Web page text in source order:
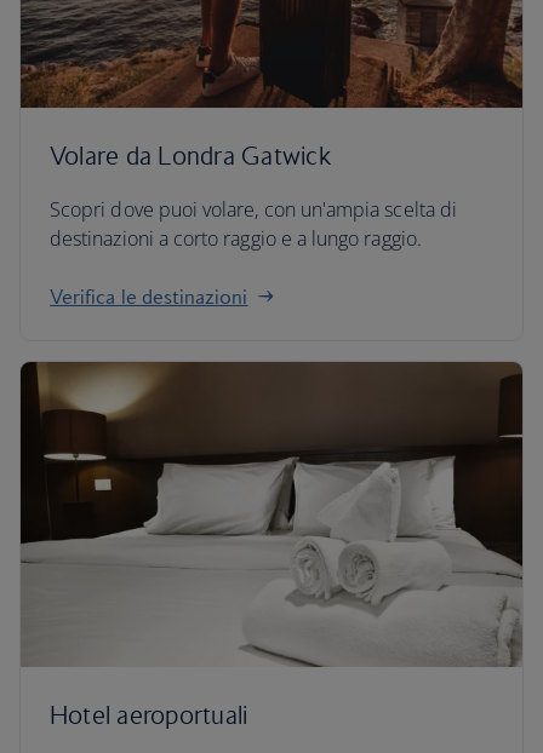
Volare da Londra Gatwick
Scopri dove puoi volare, con un'ampia scelta di
destinazioni a corto raggio e a lungo raggio.
Verifica le destinazioni
Hotel aeroportuali